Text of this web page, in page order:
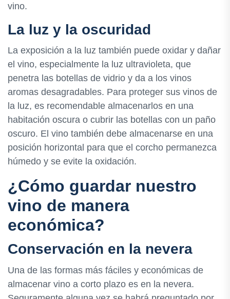
vino.
La luz y la oscuridad
La exposición a la luz también puede oxidar y dañar
el vino, especialmente la luz ultravioleta, que
penetra las botellas de vidrio y da a los vinos
aromas desagradables. Para proteger sus vinos de
la luz, es recomendable almacenarlos en una
habitación oscura o cubrir las botellas con un paño
oscuro. El vino también debe almacenarse en una
posición horizontal para que el corcho permanezca
húmedo y se evite la oxidación.
¿Cómo guardar nuestro
vino de manera
económica?
Conservación en la nevera
Una de las formas más fáciles y económicas de
almacenar vino a corto plazo es en la nevera.